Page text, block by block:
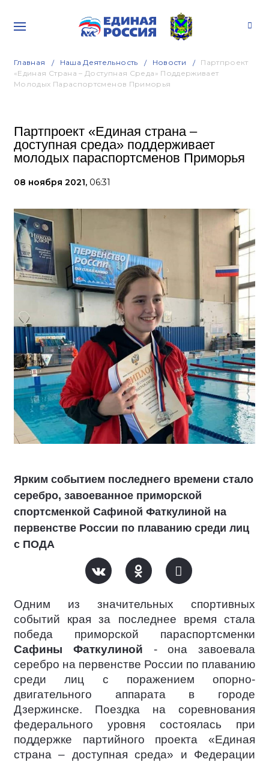
Главная Наша Деятельность Новости
Партпроект
«Единая Страна – Доступная Среда» Поддерживает
Молодых Параспортсменов Приморья
Партпроект «Единая страна –
доступная среда» поддерживает
молодых параспортсменов Приморья
08 ноября 2021, 06:31
Ярким событием последнего времени стало
серебро, завоеванное приморской
спортсменкой Сафиной Фаткулиной на
первенстве России по плаванию среди лиц
с ПОДА
Одним из значительных спортивных
событий края за последнее время стала
победа приморской параспортсменки
Сафины Фаткулиной - она завоевала
серебро на первенстве России по плаванию
среди лиц с поражением опорно-
двигательного аппарата в городе
Дзержинске. Поездка на соревнования
федерального уровня состоялась при
поддержке партийного проекта «Единая
страна – доступная среда» и Федерации